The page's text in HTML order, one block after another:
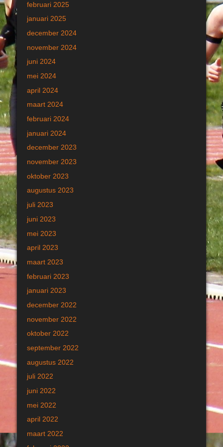
februari 2025
januari 2025
december 2024
november 2024
juni 2024
mei 2024
april 2024
maart 2024
februari 2024
januari 2024
december 2023
november 2023
oktober 2023
augustus 2023
juli 2023
juni 2023
mei 2023
april 2023
maart 2023
februari 2023
januari 2023
december 2022
november 2022
oktober 2022
september 2022
augustus 2022
juli 2022
juni 2022
mei 2022
april 2022
maart 2022